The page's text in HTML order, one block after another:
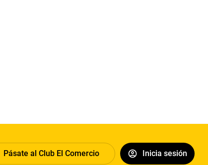
Pásate al Club El Comercio Inicia sesión